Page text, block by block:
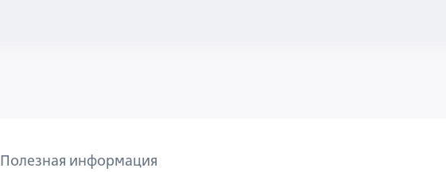
Полезная информация